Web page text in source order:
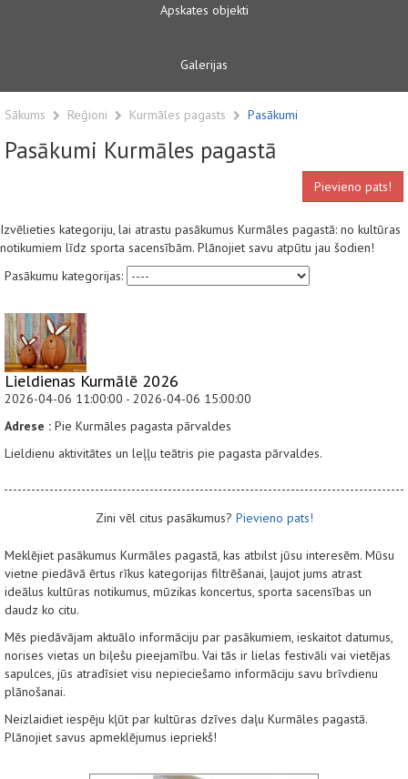
Apskates objekti
Galerijas
Sākums Reģioni Kurmāles pagasts Pasākumi
Pasākumi Kurmāles pagastā
Pievieno pats!
Izvēlieties kategoriju, lai atrastu pasākumus Kurmāles pagastā: no kultūras
notikumiem līdz sporta sacensībām. Plānojiet savu atpūtu jau šodien!
Pasākumu kategorijas:
Lieldienas Kurmālē 2026
2026-04-06 11:00:00 - 2026-04-06 15:00:00
Adrese : Pie Kurmāles pagasta pārvaldes
Lieldienu aktivitātes un leļļu teātris pie pagasta pārvaldes.
Zini vēl citus pasākumus? Pievieno pats!
Meklējiet pasākumus Kurmāles pagastā, kas atbilst jūsu interesēm. Mūsu
vietne piedāvā ērtus rīkus kategorijas filtrēšanai, ļaujot jums atrast
ideālus kultūras notikumus, mūzikas koncertus, sporta sacensības un
daudz ko citu.
Mēs piedāvājam aktuālo informāciju par pasākumiem, ieskaitot datumus,
norises vietas un biļešu pieejamību. Vai tās ir lielas festivāli vai vietējas
sapulces, jūs atradīsiet visu nepieciešamo informāciju savu brīvdienu
plānošanai.
Neizlaidiet iespēju kļūt par kultūras dzīves daļu Kurmāles pagastā.
Plānojiet savus apmeklējumus iepriekš!